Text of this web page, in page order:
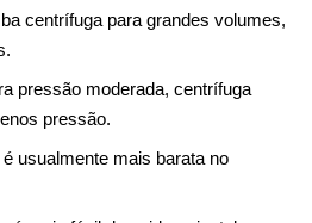
centrífuga para grandes volumes,
pressão moderada, centrífuga
pressão.
usualmente mais barata no